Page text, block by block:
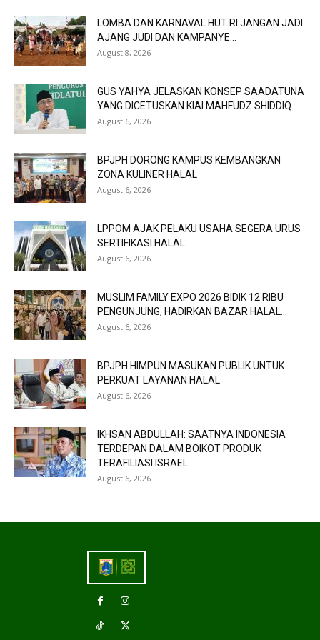
LOMBA DAN KARNAVAL HUT RI JANGAN JADI
AJANG JUDI DAN KAMPANYE...
August 8, 2026
GUS YAHYA JELASKAN KONSEP SAADATUNA
YANG DICETUSKAN KIAI MAHFUDZ SHIDDIQ
August 6, 2026
BPJPH DORONG KAMPUS KEMBANGKAN
ZONA KULINER HALAL
August 6, 2026
LPPOM AJAK PELAKU USAHA SEGERA URUS
SERTIFIKASI HALAL
August 6, 2026
MUSLIM FAMILY EXPO 2026 BIDIK 12 RIBU
PENGUNJUNG, HADIRKAN BAZAR HALAL...
August 6, 2026
BPJPH HIMPUN MASUKAN PUBLIK UNTUK
PERKUAT LAYANAN HALAL
August 6, 2026
IKHSAN ABDULLAH: SAATNYA INDONESIA
TERDEPAN DALAM BOIKOT PRODUK
TERAFILIASI ISRAEL
August 6, 2026